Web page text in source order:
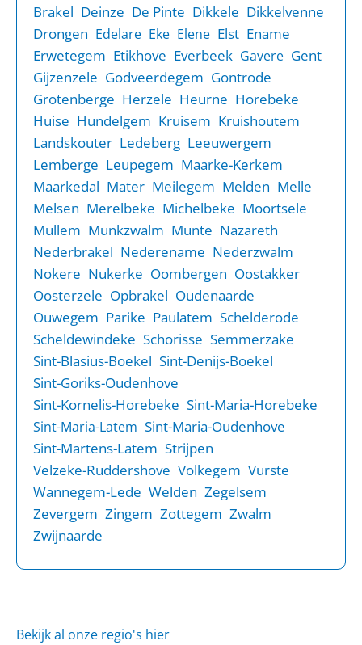
Brakel Deinze De Pinte Dikkele Dikkelvenne
Drongen Edelare Eke Elene Elst Ename
Erwetegem Etikhove Everbeek Gavere Gent
Gijzenzele Godveerdegem Gontrode
Grotenberge Herzele Heurne Horebeke
Huise Hundelgem Kruisem Kruishoutem
Landskouter Ledeberg Leeuwergem
Lemberge Leupegem Maarke-Kerkem
Maarkedal Mater Meilegem Melden Melle
Melsen Merelbeke Michelbeke Moortsele
Mullem Munkzwalm Munte Nazareth
Nederbrakel Nederename Nederzwalm
Nokere Nukerke Oombergen Oostakker
Oosterzele Opbrakel Oudenaarde
Ouwegem Parike Paulatem Schelderode
Scheldewindeke Schorisse Semmerzake
Sint-Blasius-Boekel Sint-Denijs-Boekel
Sint-Goriks-Oudenhove
Sint-Kornelis-Horebeke Sint-Maria-Horebeke
Sint-Maria-Latem Sint-Maria-Oudenhove
Sint-Martens-Latem Strijpen
Velzeke-Ruddershove Volkegem Vurste
Wannegem-Lede Welden Zegelsem
Zevergem Zingem Zottegem Zwalm
Zwijnaarde
Bekijk al onze regio's hier